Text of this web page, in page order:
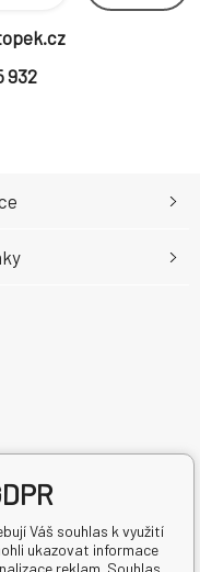
932
Váš souhlas k využití
ukazovat informace
reklam. Souhlas